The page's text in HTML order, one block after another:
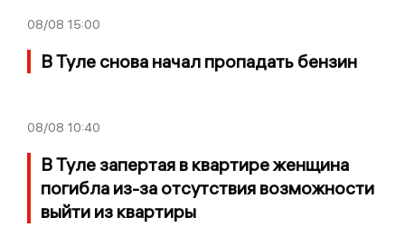
08/08 15:00
В Туле снова начал пропадать бензин
08/08 10:40
В Туле запертая в квартире женщина
погибла из-за отсутствия возможности
выйти из квартиры